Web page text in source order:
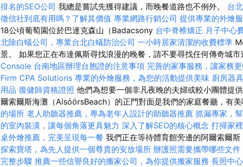
排名的SEO公司 我總是嘗試先獲得建議，而晚餐道路也不例外。 台
徵信社到底有用嗎？了解其價值 專業網路行銷公司 提供專業的外燴
18公頃葡萄園位於巴達克森山（Badacsony 台中脊椎矯正 月子中心
北除白蟻公司，專業台北白蟻防治公司 一小時居家清潔的收費標準
景。 如果您正在布達佩斯尋找浪漫的晚餐，請不要尋找任何傳奇城市
Console 台南地區辦理台胞證的注意事項 完善的家事服務，讓家務
Firm CPA Solutions 專業的外燴服務，為您的活動提供美味 廚房器
用品 復健師資格證照 他們為想要一個非凡夜晚的夫婦或較小團體提
爾索爾斯海灘（AlsóörsBeach）的正門對面是我們的家庭餐廳，有美
的場所 老人助聽器推薦，專為老年人設計的助聽器推薦 抓漏專家，
的室內裝潢，讓每個角落更具魅力 深入了解SEO的核心概念 打掃家
桌外燴推薦，完美呈現每一餐 我們正在等待體育館旁邊的阿爾索爾
探索寶塔，為先人提供一個尊貴的安放場所 辦護照需要攜帶哪些文件
完整步驟 推薦一些信譽良好的搬家公司，為你提供搬家服務 長照中